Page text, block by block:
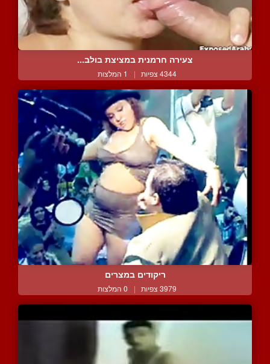
צעירה חרמנית במציצת בולב...
4344 צפיות | 1 המלצות
ריקודים במצרים
3979 צפיות | 0 המלצות